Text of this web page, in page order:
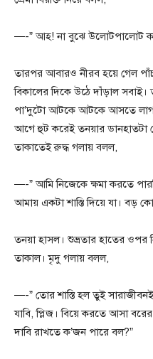
—-” আহ! না বুঝে উলোটপালোট
তারপর আবারও নীরব হয়ে গেল
বিকালের দিকে উঠে দাঁড়াল
পা’দুটো আটকে আটকে আসতে
আগে হুট করেই তনয়ার ডানহাতটা
তাকাতেই রুদ্ধ গলায় বলল,
—-” আমি নিজেকে ক্ষমা করতে
আমায় একটা শাস্তি দিয়ে যা। বড়
তনয়া হাসল। শুভ্রতার হাতের ওপর
তাকাল। মৃদু গলায় বলল,
—-” তোর শাস্তি হল তুই
যাবি, প্লিজ। বিয়ে করতে আসা
দাবি রাখতে ক’জন পারে বল?”